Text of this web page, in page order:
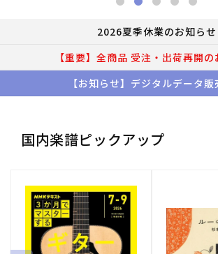
2026夏季休業のお知らせ
【重要】全商品 受注・出荷再開の
【お知らせ】デジタルデータ販
国内楽譜ピックアップ